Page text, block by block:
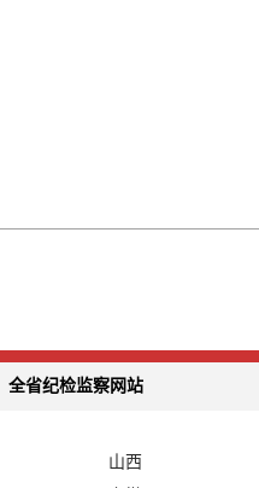
全省纪检监察网站
山西